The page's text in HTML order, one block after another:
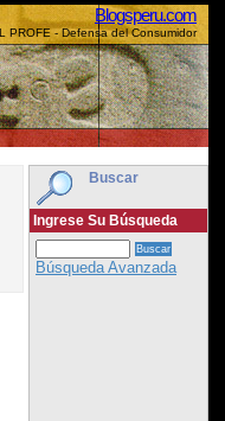
Blogsperu.com
PROFE - Defensa del Consumidor
Buscar
Ingrese Su Búsqueda
Búsqueda Avanzada